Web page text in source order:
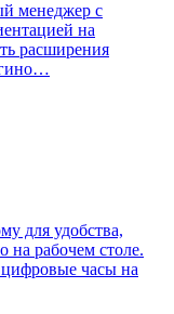
менеджер с
на
расширения
для удобства,
на рабочем столе.
часы на